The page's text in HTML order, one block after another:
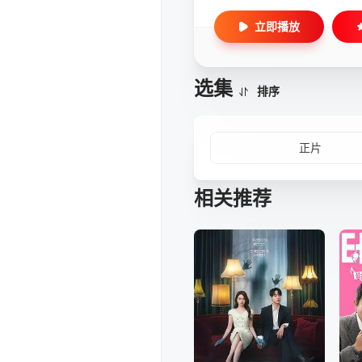
立即播放
选集 排序
正片
相关推荐